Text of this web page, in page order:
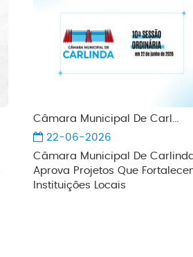
Câmara Municipal De Carl...
22-06-2026
Câmara Municipal De
Aprova Projetos Que
Instituições Locais